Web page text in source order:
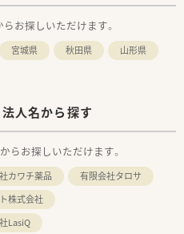
お探しいただけます。
宮城県 秋田県
山形県
人名から探す
らお探しいただけます。
カワチ薬品
有限会社タロサ
株式会社
LasiQ